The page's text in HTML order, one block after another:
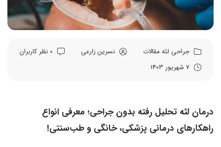
جراحی لثه مقالات نسرین زارعی
درمان لثه تحلیل رفته بدون جراحی؛ معرفی انواع
راهکارهای درمانی پزشکی، خانگی و طب‌سنتی!